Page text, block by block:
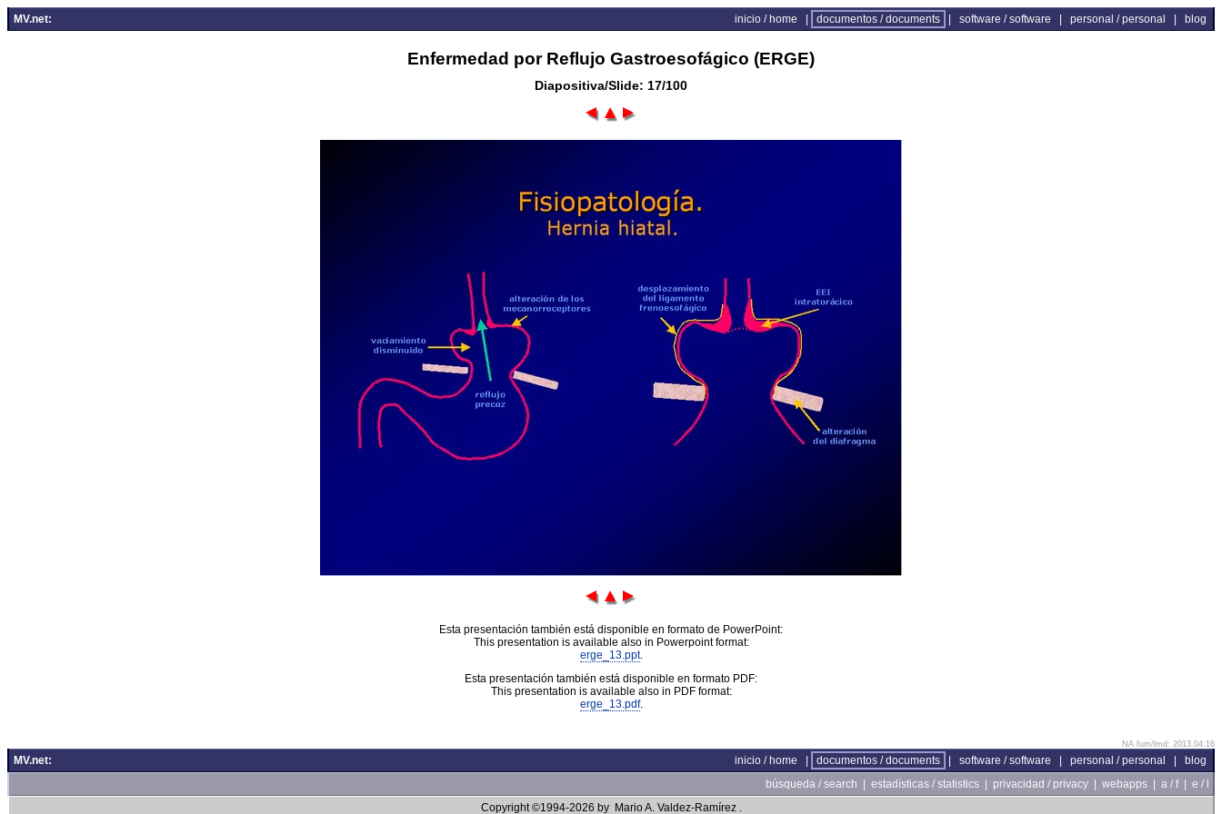
MV.net: inicio / home documentos / documents software / software personal / personal blog
Enfermedad por Reflujo Gastroesofágico (ERGE)
Diapositiva/Slide: 17/100
Esta presentación también está disponible en formato de PowerPoint:
This presentation is available also in Powerpoint format:
erge_13.ppt.
Esta presentación también está disponible en formato PDF:
This presentation is available also in PDF format:
erge_13.pdf.
NA fum/lmd: 2013.04.16
MV.net: inicio / home documentos / documents software / software personal / personal
blog
búsqueda / search
estadísticas / statistics privacidad / privacy webapps a / f
e / l
Copyright ©1994-2026 by Mario A. Valdez-Ramírez .